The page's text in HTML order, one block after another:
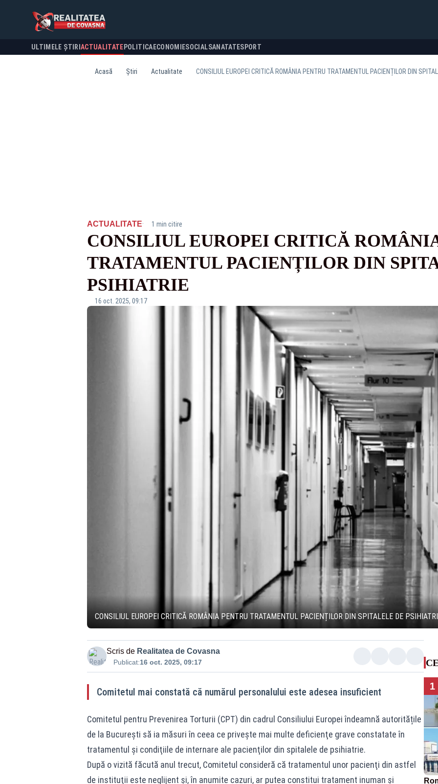
ULTIMELE ȘTIRI ACTUALITATE POLITICA ECONOMIESOCIALSANATATESPORT
Acasă Știri Actualitate CONSILIUL EUROPEI CRITICĂ ROMÂNIA PENTRU TRATAMENTUL PACIENȚILOR DIN
ACTUALITATE· 1 min citire
CONSILIUL EUROPEI CRITICĂ
TRATAMENTUL PACIENȚILOR DIN
PSIHIATRIE
16 oct. 2025, 09:17
CONSILIUL EUROPEI CRITICĂ ROMÂNIA PENTRU TRATAMENTUL PACIENȚILOR DIN SPITALELE DE
Scris de Realitatea de Covasna
Publicat:16 oct. 2025, 09:17
Comitetul mai constată că numărul personalului este adesea insuficient
Comitetul pentru Prevenirea Torturii (CPT) din cadrul Consiliului Europei îndeamnă autoritățile
de la Bucureşti să ia măsuri în ceea ce priveşte mai multe deficienţe grave constatate în
tratamentul şi condiţiile de internare ale pacienţilor din spitalele de psihiatrie.
După o vizită făcută anul trecut, Comitetul consideră că tratamentul unor pacienţi din astfel
de instituţii este neglijent şi, în anumite cazuri, ar putea constitui tratament inuman şi
1